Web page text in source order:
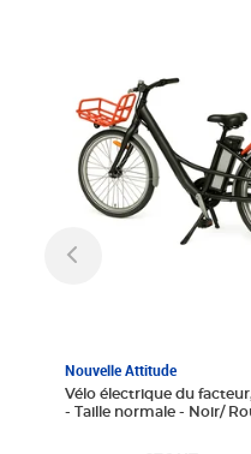
Nouvelle Attitude
Vélo électrique du
- Taille normale - Noir/